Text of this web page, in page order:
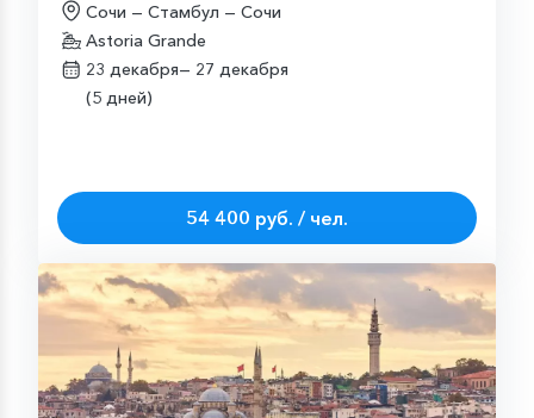
Сочи — Стамбул — Сочи
Astoria Grande
23 декабря— 27 декабря
(5 дней)
54 400 руб. / чел.